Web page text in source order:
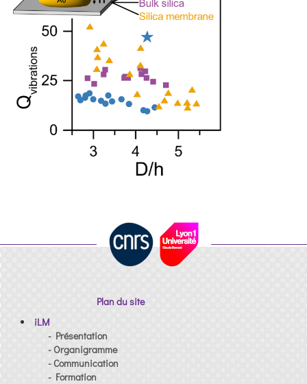
Plan du site
iLM
- Présentation
- Organigramme
- Communication
- Formation